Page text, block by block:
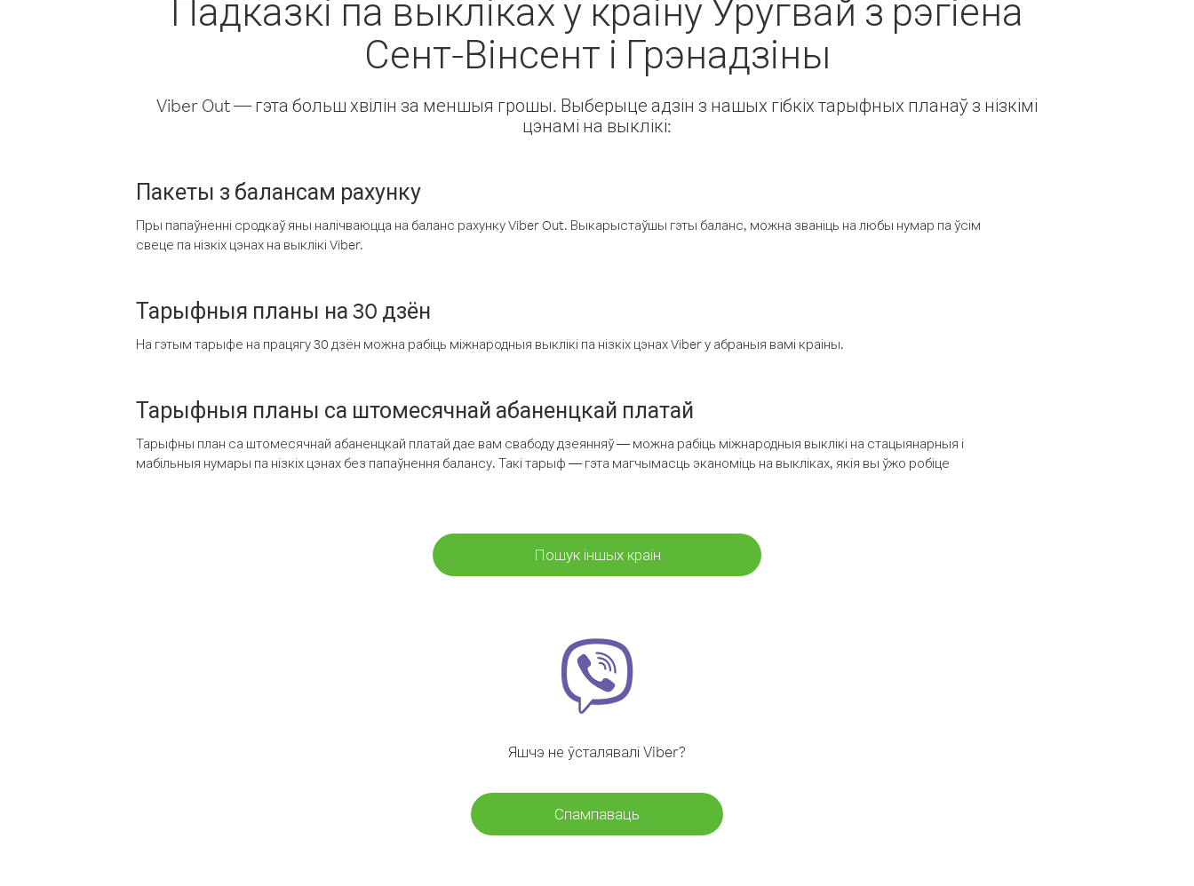
Падказкі па выкліках у краіну Уругвай з рэгіёна
Сент-Вінсент і Грэнадзіны
Viber Out — гэта больш хвілін за меншыя грошы. Выберыце адзін з нашых гібкіх тарыфных планаў з нізкімі
цэнамі на выклікі:
Пакеты з балансам рахунку
Пры папаўненні сродкаў яны налічваюцца на баланс рахунку Viber Out. Выкарыстаўшы гэты баланс, можна званіць на любы нумар па ўсім
свеце па нізкіх цэнах на выклікі Viber.
Тарыфныя планы на 30 дзён
На гэтым тарыфе на працягу 30 дзён можна рабіць міжнародныя выклікі па нізкіх цэнах Viber у абраныя вамі краіны.
Тарыфныя планы са штомесячнай абаненцкай платай
Тарыфны план са штомесячнай абаненцкай платай дае вам свабоду дзеянняў — можна рабіць міжнародныя выклікі на стацыянарныя і
мабільныя нумары па нізкіх цэнах без папаўнення балансу. Такі тарыф — гэта магчымасць эканоміць на выкліках, якія вы ўжо робіце
Пошук іншых краін
Яшчэ не ўсталявалі Viber?
Спампаваць